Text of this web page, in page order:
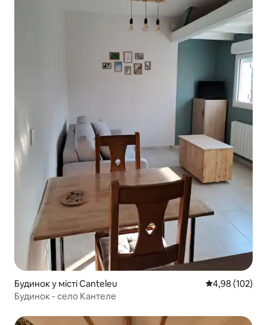
Будинок у місті Canteleu Середня
4,98 (102)
Будинок - село Кантеле